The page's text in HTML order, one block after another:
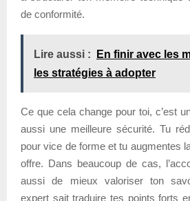
de conformité.
Lire aussi :
En finir avec les
les stratégies à adopter
Ce que cela change pour toi, c’est
aussi une meilleure sécurité. Tu
pour vice de forme et tu augmentes
offre. Dans beaucoup de cas,
aussi de mieux valoriser ton
expert sait traduire tes points forts